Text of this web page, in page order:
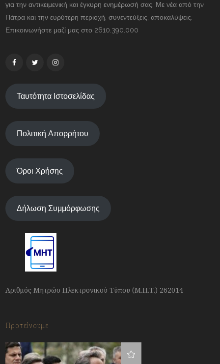
για την αντικειμενική και έγκυρη ενημέρωσή σας. Με νέα από την
Πάτρα και την ευρύτερη περιοχή, συνεντεύξεις, αποκαλύψεις.
Επικοινωνήστε μαζί μας στο 2610.390.000
Ταυτότητα Ιστοσελίδας
Πολιτική Απορρήτου
Όροι Χρήσης
Δήλωση Συμμόρφωσης
Αριθμός Μητρώο Ηλεκτρονικού Τύπου (Μ.Η.Τ.) 262014
Προτείνουμε